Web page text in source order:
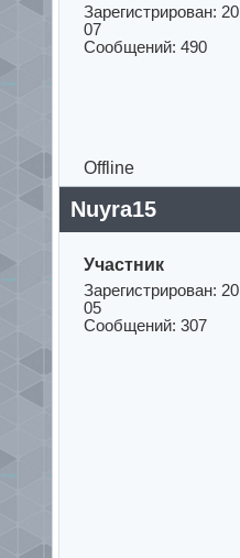
Зарегистрирован:
07
Сообщений: 490
Offline
Nuyra15
Участник
Зарегистрирован:
05
Сообщений: 307